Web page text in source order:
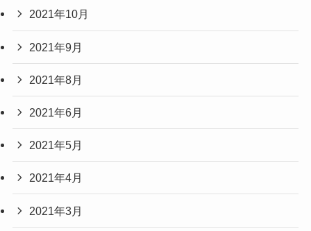
2021年10月
2021年9月
2021年8月
2021年6月
2021年5月
2021年4月
2021年3月